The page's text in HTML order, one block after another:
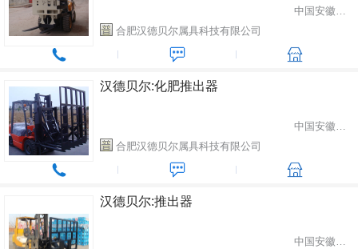
中国安徽省合肥市
合肥汉德贝尔属具科技有限公司
汉德贝尔:化肥推出器
中国安徽省合肥市
合肥汉德贝尔属具科技有限公司
汉德贝尔:推出器
中国安徽省合肥市